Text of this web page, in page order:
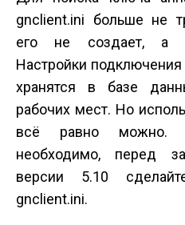
gnclient.ini больше не
его не создает, а
Настройки
хранятся в базе
рабочих мест. Но
всё равно можно.
необходимо, перед
версии 5.10
gnclient.ini.